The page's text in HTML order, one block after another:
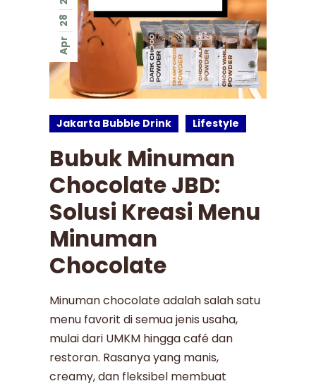
Apr
28
Jakarta Bubble Drink Lifestyle
Bubuk Minuman
Chocolate JBD:
Solusi Kreasi Menu
Minuman
Chocolate
Minuman chocolate adalah salah satu
menu favorit di semua jenis usaha,
mulai dari UMKM hingga café dan
restoran. Rasanya yang manis,
creamy, dan fleksibel membuat